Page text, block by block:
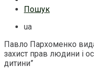
Пошук
ua
Павло Пархоменко
захист прав людини і
дитини”